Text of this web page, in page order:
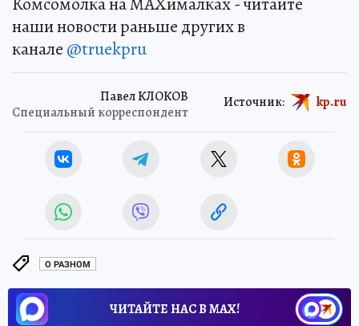
наши новости раньше других в
канале @truekpru
Павел КЛОКОВ
Специальный корреспондент
Источник: kp.ru
О РАЗНОМ
ЧИТАЙТЕ НАС В МАХ!